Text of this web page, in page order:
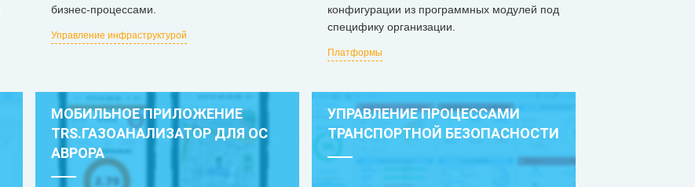
бизнес-процессами.
Управление инфраструктурой
конфигурации из программных модулей под
специфику организации.
Платформы
МОБИЛЬНОЕ ПРИЛОЖЕНИЕ
TRS.ГАЗОАНАЛИЗАТОР ДЛЯ ОС
АВРОРА
УПРАВЛЕНИЕ ПРОЦЕССАМИ
ТРАНСПОРТНОЙ БЕЗОПАСНОСТИ